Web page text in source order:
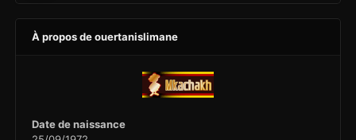
À propos de ouertanislimane
Date de naissance